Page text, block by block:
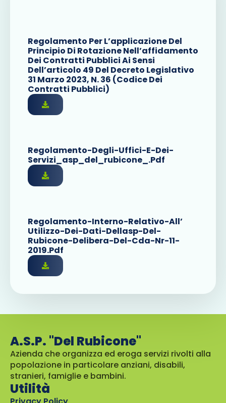
Regolamento Per L’applicazione Del
Principio Di Rotazione Nell’affidamento
Dei Contratti Pubblici Ai Sensi
Dell’articolo 49 Del Decreto Legislativo
31 Marzo 2023, N. 36 (Codice Dei
Contratti Pubblici)
Regolamento-Degli-Uffici-E-Dei-
Servizi_asp_del_rubicone_.pdf
Regolamento-Interno-Relativo-All’
Utilizzo-Dei-Dati-Dellasp-Del-
Rubicone-Delibera-Del-Cda-Nr-11-
2019.pdf
A.S.P. "Del Rubicone"
Azienda che organizza ed eroga servizi rivolti alla
popolazione in particolare anziani, disabili,
stranieri, famiglie e bambini.
Utilità